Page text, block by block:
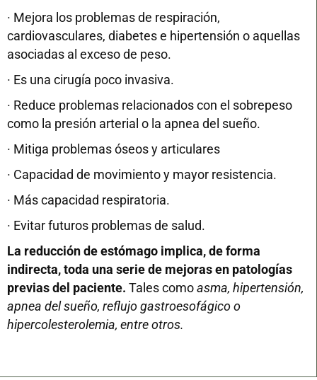
· Mejora los problemas de respiración,
cardiovasculares, diabetes e hipertensión o aquellas
asociadas al exceso de peso.
· Es una cirugía poco invasiva.
· Reduce problemas relacionados con el sobrepeso
como la presión arterial o la apnea del sueño.
· Mitiga problemas óseos y articulares
· Capacidad de movimiento y mayor resistencia.
· Más capacidad respiratoria.
· Evitar futuros problemas de salud.
La reducción de estómago implica, de forma
indirecta, toda una serie de mejoras en patologías
previas del paciente. Tales comoasma, hipertensión,
apnea del sueño, reflujo gastroesofágico o
hipercolesterolemia, entre otros.